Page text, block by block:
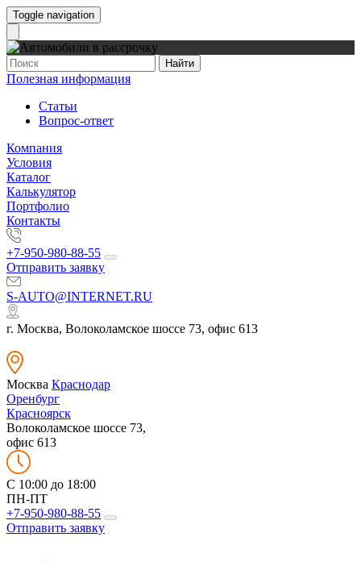
Toggle navigation
Найти
Полезная информация
Статьи
Вопрос-ответ
Компания
Условия
Каталог
Калькулятор
Портфолио
Контакты
+7-950-980-88-55
Отправить заявку
S-AUTO@INTERNET.RU
г. Москва, Волоколамское шоссе 73, офис 613
Москва Краснодар
Оренбург
Красноярск
Волоколамское шоссе 73,
офис 613
C 10:00 до 18:00
ПН-ПТ
+7-950-980-88-55
Отправить заявку